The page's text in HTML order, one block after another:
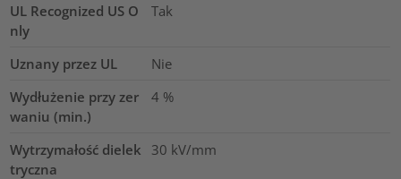
UL Recognized US O
nly
Tak
Uznany przez UL
Nie
Wydłużenie przy zer
waniu (min.)
4 %
Wytrzymałość dielek
tryczna
30 kV/mm